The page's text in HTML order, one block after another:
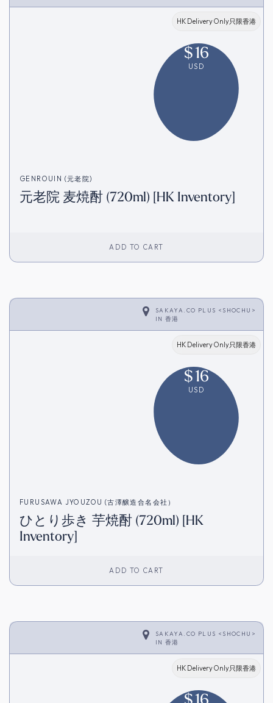
HK Delivery Only只限香港
$16
USD
GENROUIN (元老院)
元老院 麦焼酎 (720ml) [HK Inventory]
ADD TO CART
SAKAYA.CO PLUS <SHOCHU>
IN 香港
HK Delivery Only只限香港
$16
USD
FURUSAWA JYOUZOU (古澤醸造合名会社）
ひとり歩き 芋焼酎 (720ml) [HK
Inventory]
ADD TO CART
SAKAYA.CO PLUS <SHOCHU>
IN 香港
HK Delivery Only只限香港